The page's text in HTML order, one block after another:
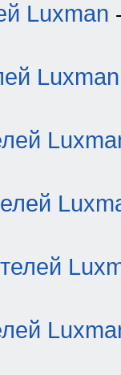
Luxman
Luxman